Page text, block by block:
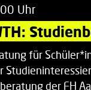
Uhr
für
der FH